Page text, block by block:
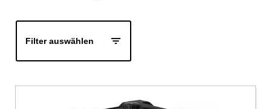
Filter auswählen